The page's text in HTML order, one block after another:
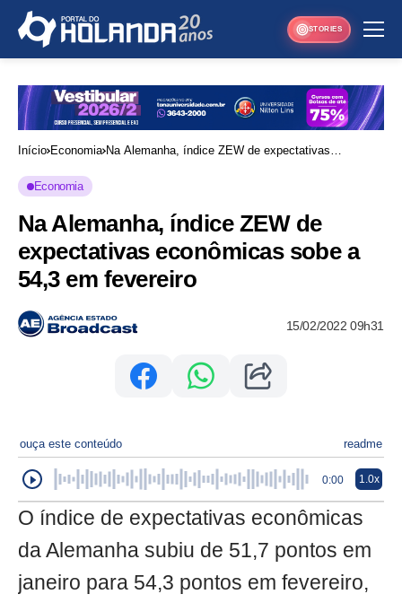
STORIES
Início Economia Na Alemanha, índice ZEW de expectativas
Economia
Na Alemanha, índice ZEW de
expectativas econômicas sobe a
54,3 em fevereiro
15/02/2022 09h31
ouça este conteúdo readme
0:00 1.0x
O índice de expectativas econômicas
da Alemanha subiu de 51,7 pontos em
janeiro para 54,3 pontos em fevereiro,